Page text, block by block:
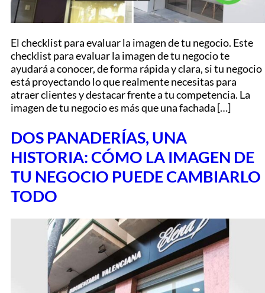
El checklist para evaluar la imagen de tu negocio. Este
checklist para evaluar la imagen de tu negocio te
ayudará a conocer, de forma rápida y clara, si tu negocio
está proyectando lo que realmente necesitas para
atraer clientes y destacar frente a tu competencia. La
imagen de tu negocio es más que una fachada […]
DOS PANADERÍAS, UNA
HISTORIA: CÓMO LA IMAGEN DE
TU NEGOCIO PUEDE CAMBIARLO
TODO